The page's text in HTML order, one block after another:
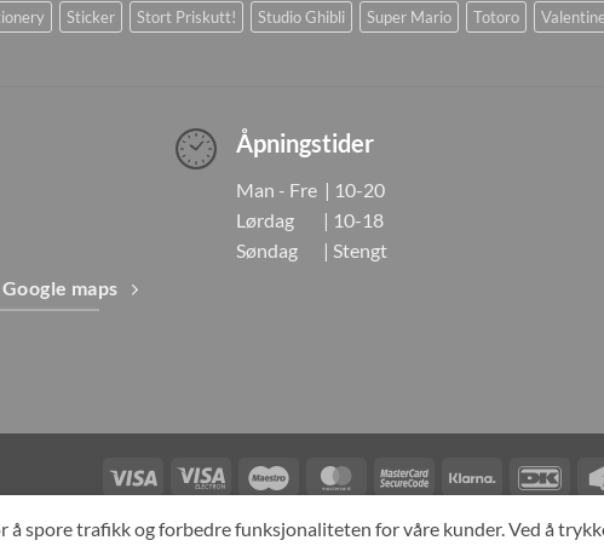
Sticker Stort Priskutt! Studio Ghibli Super Mario Totoro
maps
Åpningstider
Man - Fre | 10-20
Lørdag | 10-18
Søndag | Stengt
Visa
Visa
Electron
Maestro MasterCardMasterCard
2
Klarna
TILBAKEKALLINGER KONTAKT OSS OM OSS SPESIALBESTILLING
spore trafikk og forbedre funksjonaliteten for våre kunder. Ved å